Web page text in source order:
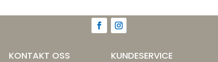
KONTAKT OSS KUNDESERVICE